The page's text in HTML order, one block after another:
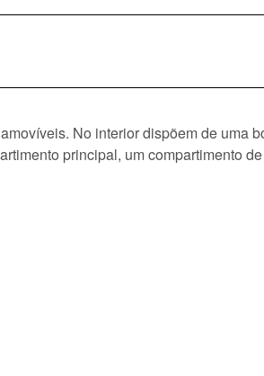
No interior dispõem de uma
principal, um compartimento